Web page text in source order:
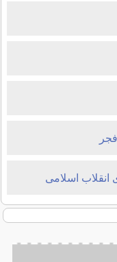
انقلاب اسلامی